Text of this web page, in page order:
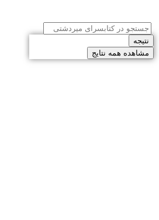
نتیجه
مشاهده همه نتایج